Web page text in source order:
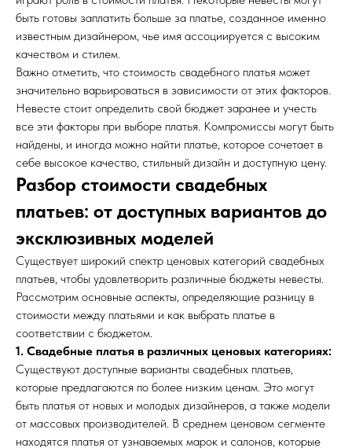
быть готовы заплатить больше за платье, созданное именно
известным дизайнером, чье имя ассоциируется с высоким
качеством и стилем.
Важно отметить, что стоимость свадебного платья может
значительно варьироваться в зависимости от этих факторов.
Невесте стоит определить свой бюджет заранее и учесть
все эти факторы при выборе платья. Компромиссы могут быть
найдены, и иногда можно найти платье, которое сочетает в
себе высокое качество, стильный дизайн и доступную цену.
Разбор стоимости свадебных
платьев: от доступных вариантов до
эксклюзивных моделей
Существует широкий спектр ценовых категорий свадебных
платьев, чтобы удовлетворить различные бюджеты невесты.
Рассмотрим основные аспекты, определяющие разницу в
стоимости между платьями и как выбрать платье в
соответствии с бюджетом.
1. Свадебные платья в различных ценовых категориях:
Существуют доступные варианты свадебных платьев,
которые предлагаются по более низким ценам. Это могут
быть платья от новых и молодых дизайнеров, а также модели
от массовых производителей. В среднем ценовом сегменте
находятся платья от узнаваемых марок и салонов, которые